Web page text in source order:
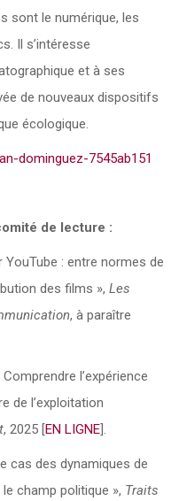
sont le numérique, les
Il s’intéresse
et à ses
de nouveaux dispositifs
écologique.
dominguez-7545ab151
de lecture :
: entre normes de
des films », Les
, à paraître
l’expérience
de l’exploitation
, 2025 [EN LIGNE].
cas des dynamiques de
champ politique », Traits